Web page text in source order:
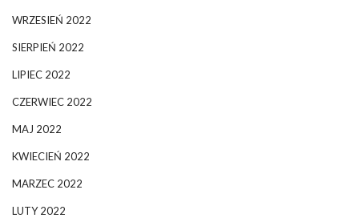
WRZESIEŃ 2022
SIERPIEŃ 2022
LIPIEC 2022
CZERWIEC 2022
MAJ 2022
KWIECIEŃ 2022
MARZEC 2022
LUTY 2022